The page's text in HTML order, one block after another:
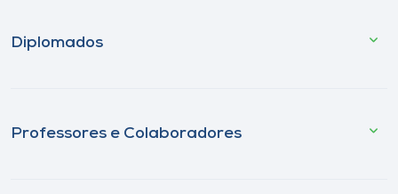
Diplomados
Professores e Colaboradores